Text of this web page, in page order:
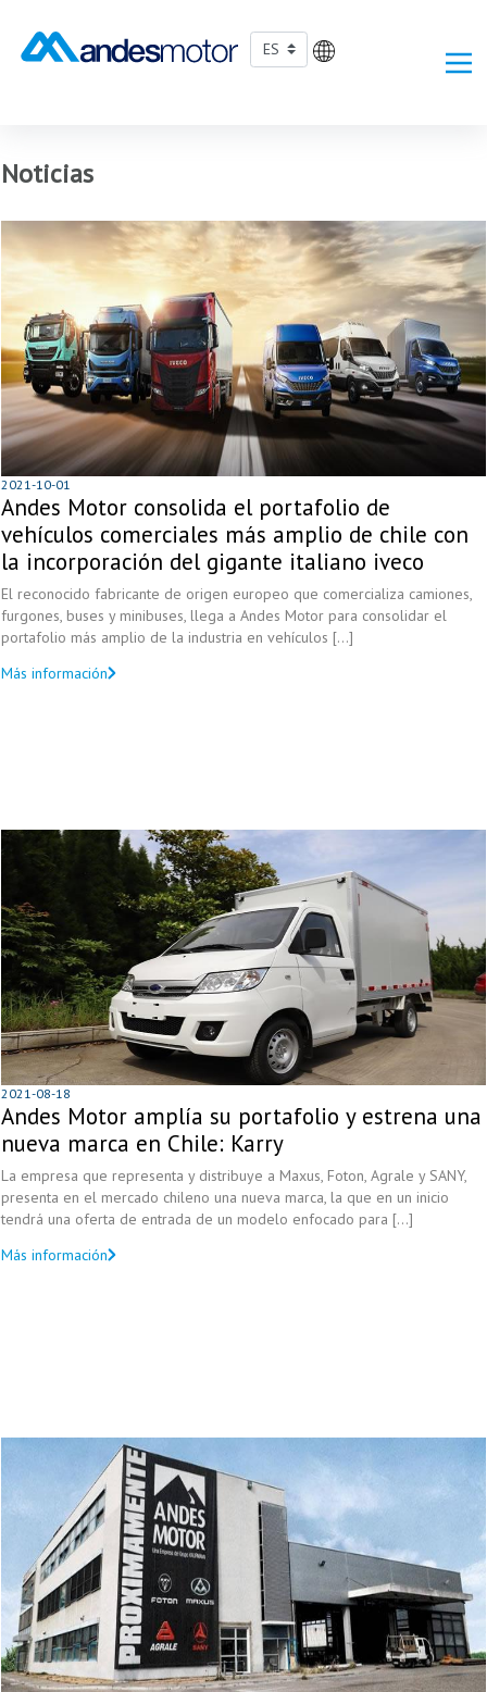
Noticias
2021-10-01
Andes Motor consolida el portafolio de
vehículos comerciales más amplio de chile con
la incorporación del gigante italiano iveco
El reconocido fabricante de origen europeo que comercializa camiones,
furgones, buses y minibuses, llega a Andes Motor para consolidar el
portafolio más amplio de la industria en vehículos [...]
Más información
2021-08-18
Andes Motor amplía su portafolio y estrena una
nueva marca en Chile: Karry
La empresa que representa y distribuye a Maxus, Foton, Agrale y SANY,
presenta en el mercado chileno una nueva marca, la que en un inicio
tendrá una oferta de entrada de un modelo enfocado para [...]
Más información